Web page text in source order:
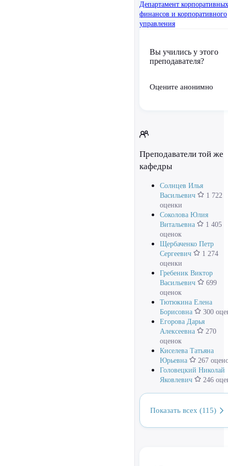
Департамент корпоративных
финансов и корпоративного
управления
Вы учились у этого
преподавателя?
Оцените анонимно
Преподаватели той же
кафедры
Солнцев Илья
Васильевич
1 722
оценки
Соколова Юлия
Витальевна
1 405
оценок
Щербаченко Петр
Сергеевич
1 274
оценки
Гребеник Виктор
Васильевич
699
оценок
Тютюкина Елена
Борисовна
300
Егорова Дарья
Алексеевна
270
оценок
Киселева Татьяна
Юрьевна
267
Головецкий Николай
Яковлевич
246
Показать всех (115)